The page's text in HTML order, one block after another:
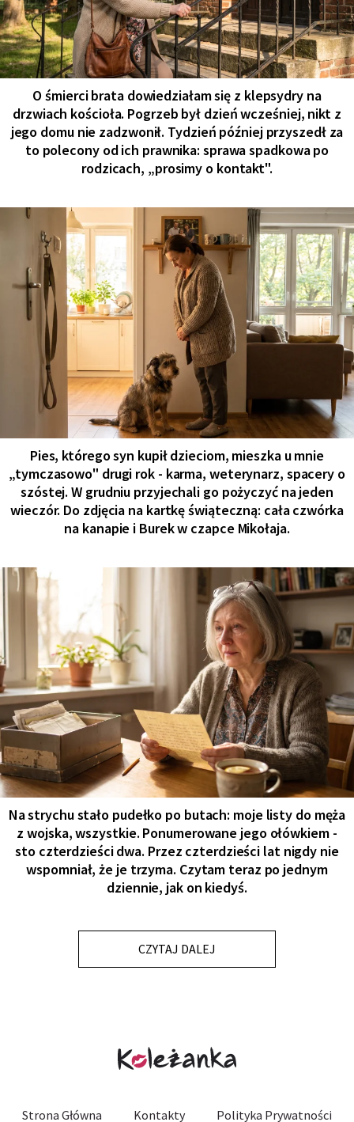
O śmierci brata dowiedziałam się z klepsydry na
drzwiach kościoła. Pogrzeb był dzień wcześniej, nikt z
jego domu nie zadzwonił. Tydzień później przyszedł za
to polecony od ich prawnika: sprawa spadkowa po
rodzicach, „prosimy o kontakt".
Pies, którego syn kupił dzieciom, mieszka u mnie
„tymczasowo" drugi rok - karma, weterynarz, spacery o
szóstej. W grudniu przyjechali go pożyczyć na jeden
wieczór. Do zdjęcia na kartkę świąteczną: cała czwórka
na kanapie i Burek w czapce Mikołaja.
Na strychu stało pudełko po butach: moje listy do męża
z wojska, wszystkie. Ponumerowane jego ołówkiem -
sto czterdzieści dwa. Przez czterdzieści lat nigdy nie
wspomniał, że je trzyma. Czytam teraz po jednym
dziennie, jak on kiedyś.
CZYTAJ DALEJ
Strona Główna Kontakty Polityka Prywatności